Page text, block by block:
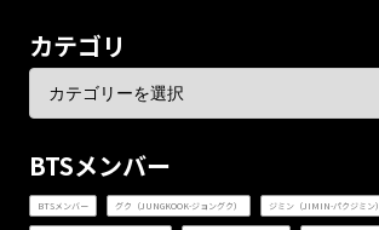
カテゴリ
BTSメンバー
BTSメンバー グク（JUNGKOOK-ジョングク） ジミン（JIMIN-パクジミン）